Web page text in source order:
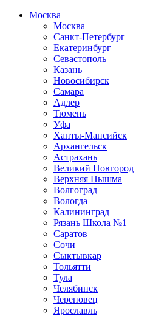
Москва
Москва
Санкт-Петербург
Екатеринбург
Севастополь
Казань
Новосибирск
Самара
Адлер
Тюмень
Уфа
Ханты-Мансийск
Архангельск
Астрахань
Великий Новгород
Верхняя Пышма
Волгоград
Вологда
Калининград
Рязань Школа №1
Саратов
Сочи
Сыктывкар
Тольятти
Тула
Челябинск
Череповец
Ярославль